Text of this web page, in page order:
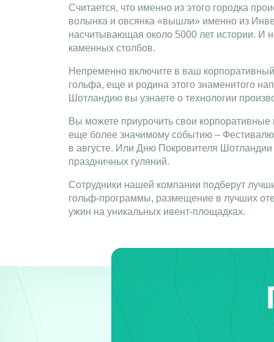
Считается, что именно из этого городка
волынка и овсянка «вышли» именно из
насчитывающая около 5000 лет истории. И
каменных столбов.
Непременно включите в ваш
гольфа, еще и родина этого знаменитого
Шотландию вы узнаете о технологии
Вы можете приурочить свои
еще более значимому событию –
в августе. Или Дню Покровителя
праздничных гуляний.
Сотрудники нашей компании подберут
гольф-программы, размещение в лучших
ужин на уникальных ивент-площадках.